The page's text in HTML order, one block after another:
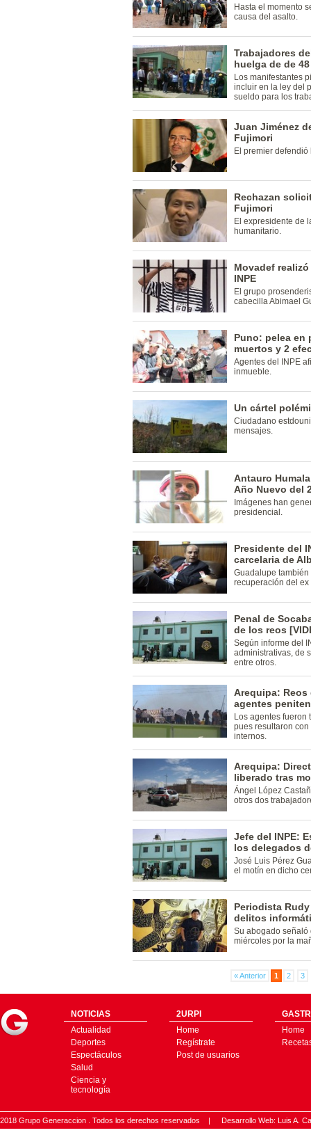
Hasta el momento
causa del asalto.
Trabajadores
huelga de de
Los manifestantes
incluir en la ley del
sueldo para los
Juan Jiménez
Fujimori
El premier
Rechazan
Fujimori
El expresidente de
humanitario.
Movadef
INPE
El grupo
cabecilla Abimael
Puno: pelea en
muertos y 2
Agentes del INPE
inmueble.
Un cártel
Ciudadano
mensajes.
Antauro
Año Nuevo del
Imágenes han
presidencial.
Presidente del
carcelaria de
Guadalupe
recuperación del
Penal de
de los reos
Según informe del
administrativas, de
entre otros.
Arequipa: Reos
agentes
Los agentes
pues resultaron
internos.
Arequipa:
liberado tras
Ángel López
otros dos
Jefe del INPE:
los delegados
José Luis Pérez
el motín en dicho
Periodista
delitos
Su abogado señaló
miércoles por la
« Anterior 1 2 3
NOTICIAS
Actualidad
Deportes
Espectáculos
Salud
Ciencia y
tecnología
2URPI
Home
Regístrate
Post de usuarios
Home
2018 Grupo Generaccion . Todos los derechos reservados | Desarrollo Web: Luis